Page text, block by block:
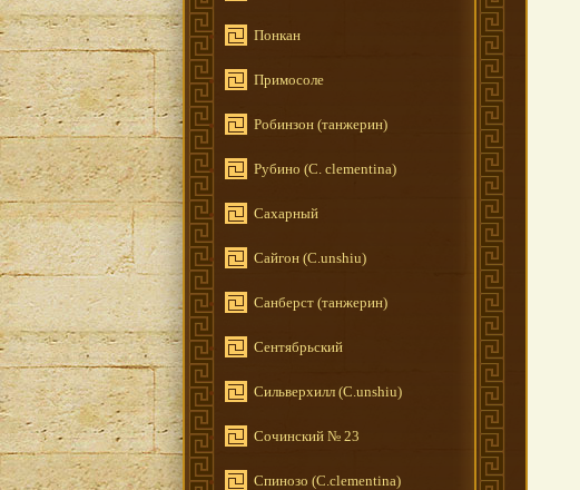
Понкан
Примосоле
Робинзон (танжерин)
Рубино (C. clementina)
Сахарный
Сайгон (C.unshiu)
Санберст (танжерин)
Сентябрьский
Сильверхилл (C.unshiu)
Сочинский № 23
Спинозо (C.clementina)